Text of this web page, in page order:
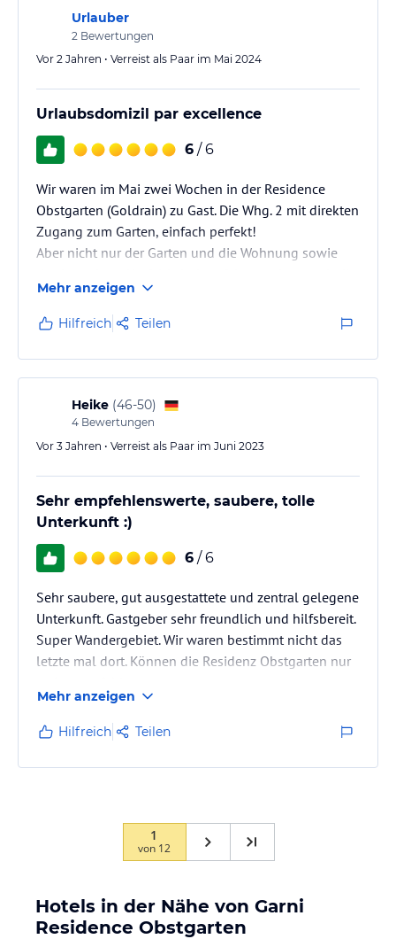
Urlauber
2 Bewertungen
Vor 2 Jahren • Verreist als Paar im Mai 2024
Urlaubsdomizil par excellence
6 / 6
Wir waren im Mai zwei Wochen in der Residence
Obstgarten (Goldrain) zu Gast. Die Whg. 2 mit direkten
Zugang zum Garten, einfach perfekt!
Aber nicht nur der Garten und die Wohnung sowie
Gastgeber.
Eigentlich brauch man das nicht besonders zu
erwähnen, aber hier kann man zum
Wiederholungstäter werden und man bereut gar nix!
Mehr anzeigen
Hilfreich Teilen
Heike (46-50)
4 Bewertungen
Vor 3 Jahren • Verreist als Paar im Juni 2023
Sehr empfehlenswerte, saubere, tolle
Unterkunft :)
6 / 6
Sehr saubere, gut ausgestattete und zentral gelegene
Unterkunft. Gastgeber sehr freundlich und hilfsbereit.
Super Wandergebiet. Wir waren bestimmt nicht das
letzte mal dort. Können die Residenz Obstgarten nur
Mehr anzeigen
Hilfreich Teilen
1
von 12
Hotels in der Nähe von Garni
Residence Obstgarten